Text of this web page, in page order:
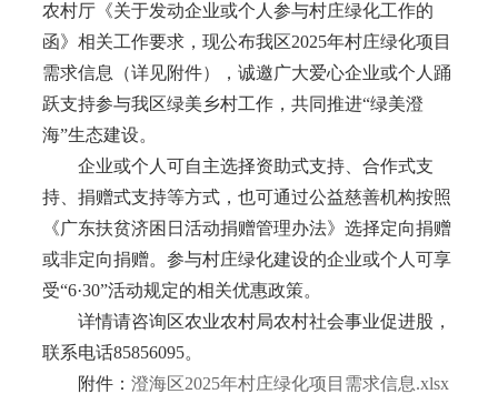
农村厅《关于发动企业或个人参与村庄绿化工作的
函》相关工作要求，现公布我区2025年村庄绿化项目
需求信息（详见附件），诚邀广大爱心企业或个人踊
跃支持参与我区绿美乡村工作，共同推进“绿美澄
海”生态建设。
企业或个人可自主选择资助式支持、合作式支
持、捐赠式支持等方式，也可通过公益慈善机构按照
《广东扶贫济困日活动捐赠管理办法》选择定向捐赠
或非定向捐赠。参与村庄绿化建设的企业或个人可享
受“6·30”活动规定的相关优惠政策。
详情请咨询区农业农村局农村社会事业促进股，
联系电话85856095。
附件： 澄海区2025年村庄绿化项目需求信息.xlsx